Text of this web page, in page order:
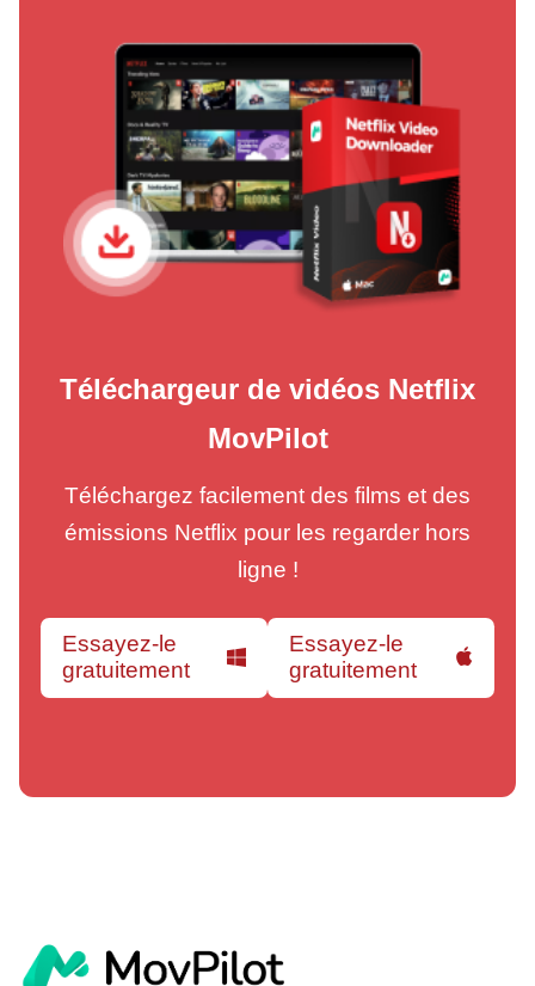
Téléchargeur de vidéos Netflix
MovPilot
Téléchargez facilement des films et des
émissions Netflix pour les regarder hors
ligne !
Essayez-le
gratuitement
Essayez-le
gratuitement